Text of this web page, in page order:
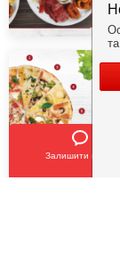
Залишити відгук